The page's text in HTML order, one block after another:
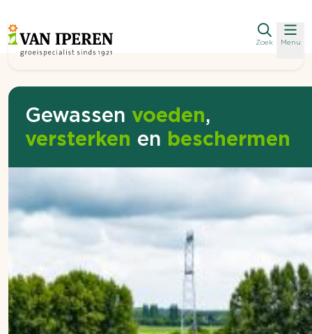
Zoek Menu
Gewassen voeden,
versterken en beschermen